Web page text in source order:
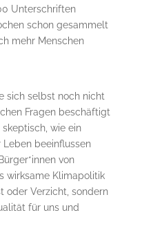
Unterschriften
schon gesammelt
mehr Menschen
sich selbst noch nicht
Fragen beschäftigt
wie ein
beeinflussen
von
wirksame Klimapolitik
oder Verzicht, sondern
für uns und